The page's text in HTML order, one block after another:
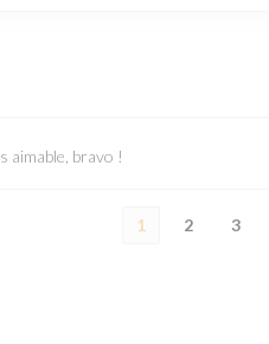
aimable, bravo !
1 2 3